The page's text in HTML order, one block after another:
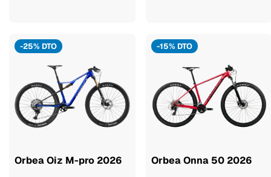
-25% DTO
Orbea Oiz M-pro 2026
-15% DTO
Orbea Onna 50 2026